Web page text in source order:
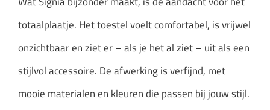
totaalplaatje. Het toestel voelt comfortabel, is vrijwel
onzichtbaar en ziet er – als je het al ziet – uit als een
stijlvol accessoire. De afwerking is verfijnd, met
mooie materialen en kleuren die passen bij jouw stijl.